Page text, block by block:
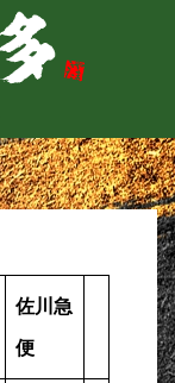
佐川急
便